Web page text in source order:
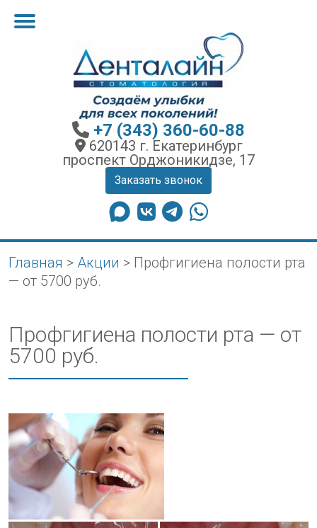
+7 (343) 360-60-88
620143 г. Екатеринбург
проспект Орджоникидзе, 17
Заказать звонок
Главная > Акции > Профгигиена полости рта
— от 5700 руб.
Профгигиена полости рта — от
5700 руб.